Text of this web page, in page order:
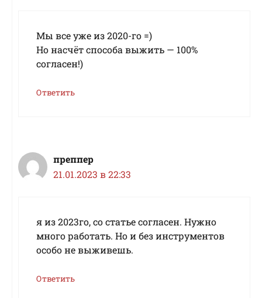
Мы все уже из 2020-го =)
Но насчёт способа выжить — 100%
согласен!)
Ответить
преппер
21.01.2023 в 22:33
я из 2023го, со статье согласен. Нужно
много работать. Но и без инструментов
особо не выживешь.
Ответить